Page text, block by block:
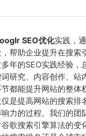
SEO优化实践，
帮助企业提升在搜索
年的SEO实践经验，
研究、内容创作、站
都能提升网站的整体
是提高网站的搜索排
力的过程。我们的团
歌搜索引擎算法的变